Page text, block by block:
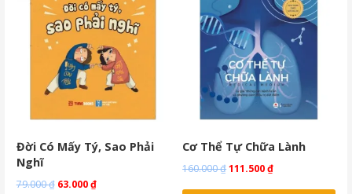
Đời Có Mấy Tý, Sao Phải
Nghĩ
79.000₫ Original
63.000₫Current
Cơ Thể Tự Chữa Lành
160.000₫Original
111.500₫Current